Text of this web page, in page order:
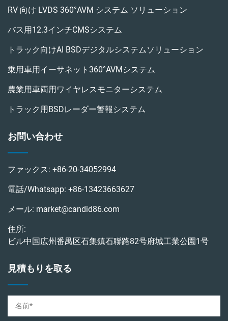
RV 向け LVDS 360°AVM システム ソリューション
バス用12.3インチCMSシステム
トラック向けAI BSDデジタルシステムソリューション
乗用車用イーサネット360°AVMシステム
農業用車両用ワイヤレスモニターシステム
トラック用BSDレーダー警報システム
お問い合わせ
ファックス: +86-20-34052994
電話/Whatsapp: +86-13423663627
メール: market@candid86.com
住所:
ビル中国広州番禺区石集鎮石聯路82号府城工業公園1号
見積もりを取る